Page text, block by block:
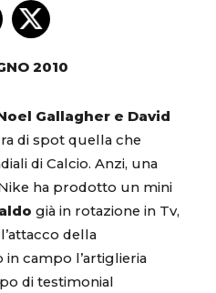
2010
Gallagher e David
di spot quella che
di Calcio. Anzi, una
Nike ha prodotto un mini
già in rotazione in Tv,
della
campo l’artiglieria
di testimonial